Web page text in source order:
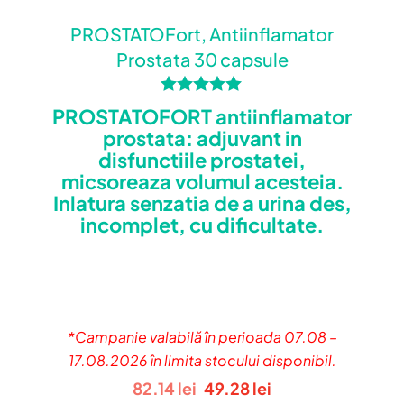
Email *
Salvează-mi numele, emailul și site-ul
web în acest navigator pentru data
viitoare când o să comentez.
PROSTATOFort, Antiinflamator
Prostata 30 capsule
Evaluat la
5.00
din 5
PROSTATOFORT antiinflamator
prostata: adjuvant in
disfunctiile prostatei,
micsoreaza volumul acesteia.
Inlatura senzatia de a urina des,
incomplet, cu dificultate.
*Campanie valabilă în perioada 07.08 –
17.08.2026 în limita stocului disponibil.
82.14lei Prețul
49.28lei